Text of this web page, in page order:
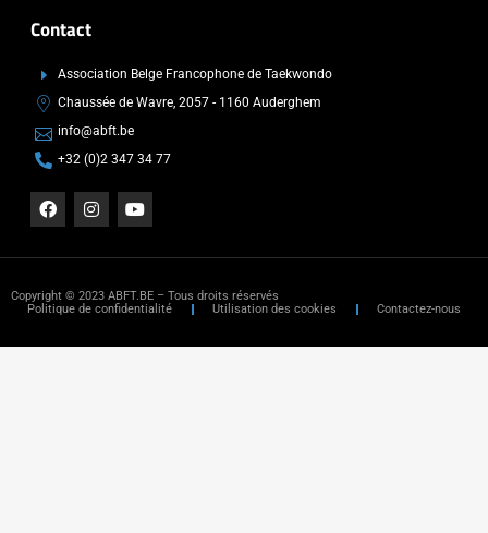
Contact
Association Belge Francophone de Taekwondo
Chaussée de Wavre, 2057 - 1160 Auderghem
info@abft.be
+32 (0)2 347 34 77
Copyright © 2023 ABFT.BE – Tous droits réservés
Politique de confidentialité
Utilisation des cookies Contactez-nous